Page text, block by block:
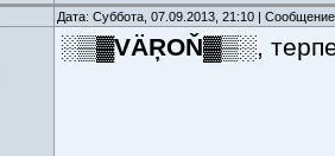
Дата: Суббота, 07.09.2013, 21:10 |
░▒▓VÄŖOŇ▓▒░,